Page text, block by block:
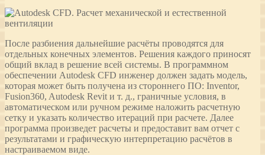
После разбиения дальнейшие расчёты проводятся для
отдельных конечных элементов. Решения каждого приносят
общий вклад в решение всей системы. В программном
обеспечении Autodesk CFD инженер должен задать модель,
которая может быть получена из стороннего ПО: Inventor,
Fusion360, Autodesk Revit и т. д., граничные условия, в
автоматическом или ручном режиме наложить расчетную
сетку и указать количество итераций при расчете. Далее
программа произведет расчеты и предоставит вам отчет с
результатами и графическую интерпретацию расчётов в
настраиваемом виде.